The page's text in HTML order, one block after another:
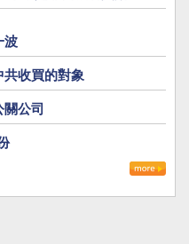
波
收買的對象
公司